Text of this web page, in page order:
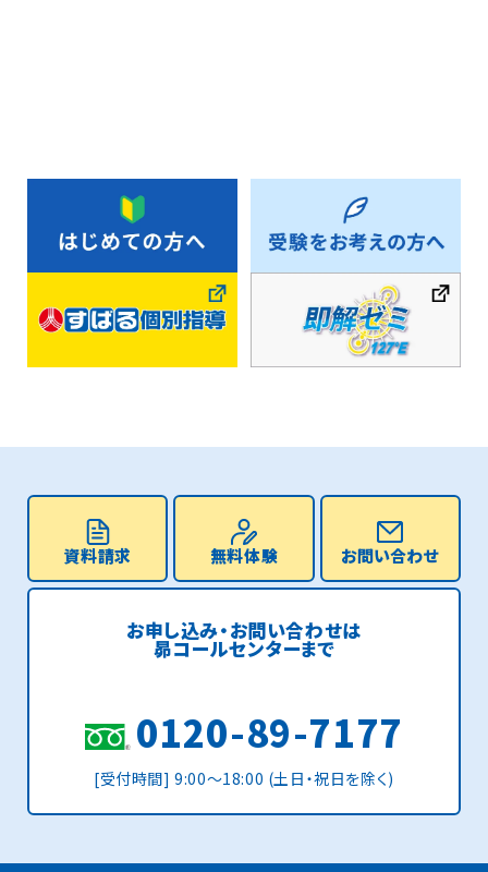
資料請求 無料体験 お問い合わせ
お申し込み・お問い合わせは
昴コールセンターまで
0120-89-7177
[受付時間] 9:00〜18:00 (土日・祝日を除く)